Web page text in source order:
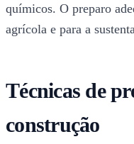
químicos. O preparo
agrícola e para a
Técnicas de
construção